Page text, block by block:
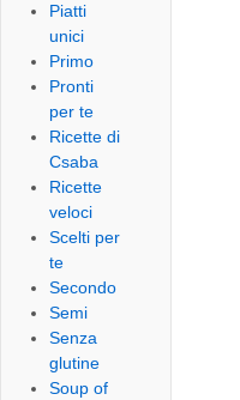
Piatti
unici
Primo
Pronti
per te
Ricette di
Csaba
Ricette
veloci
Scelti per
te
Secondo
Semi
Senza
glutine
Soup of